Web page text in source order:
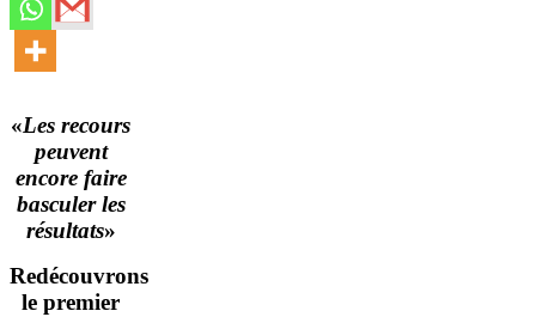
«Les recours
peuvent
encore faire
basculer les
résultats»
Redécouvrons
le premier